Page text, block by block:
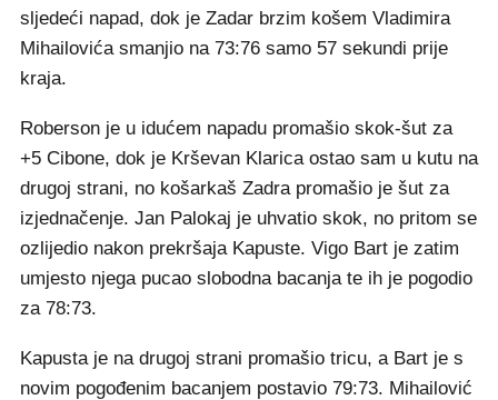
sljedeći napad, dok je Zadar brzim košem Vladimira
Mihailovića smanjio na 73:76 samo 57 sekundi prije
kraja.
Roberson je u idućem napadu promašio skok-šut za
+5 Cibone, dok je Krševan Klarica ostao sam u kutu na
drugoj strani, no košarkaš Zadra promašio je šut za
izjednačenje. Jan Palokaj je uhvatio skok, no pritom se
ozlijedio nakon prekršaja Kapuste. Vigo Bart je zatim
umjesto njega pucao slobodna bacanja te ih je pogodio
za 78:73.
Kapusta je na drugoj strani promašio tricu, a Bart je s
novim pogođenim bacanjem postavio 79:73. Mihailović